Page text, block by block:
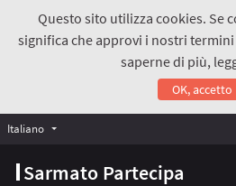
Questo sito utilizza cookies. Se
significa che approvi i nostri
saperne di più,
OK, accetto
Sarmato Partecipa
Italiano Choose language